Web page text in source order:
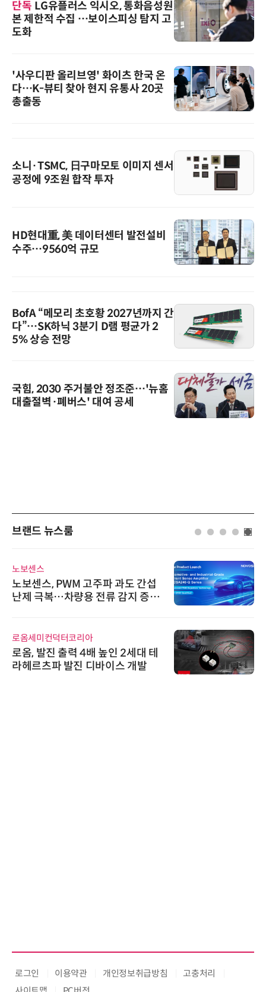
단독 LG유플러스 익시오, 통화음성원
본 제한적 수집 …보이스피싱 탐지 고
도화
'사우디판 올리브영' 화이츠 한국 온
다…K-뷰티 찾아 현지 유통사 20곳
총출동
소니·TSMC, 日구마모토 이미지 센서
공정에 9조원 합작 투자
HD현대重, 美 데이터센터 발전설비
수주…9560억 규모
BofA “메모리 초호황 2027년까지 간
다”…SK하닉 3분기 D램 평균가 2
5% 상승 전망
국힘, 2030 주거불안 정조준…'뉴홈
대출절벽·폐버스' 대여 공세
브랜드 뉴스룸
노보센스
노보센스, PWM 고주파 과도 간섭
난제 극복…차량용 전류 감지 증폭
로옴세미컨덕터코리아
로옴, 발진 출력 4배 높인 2세대 테
라헤르츠파 발진 디바이스 개발
로그인 이용약관 개인정보취급방침
고충처리